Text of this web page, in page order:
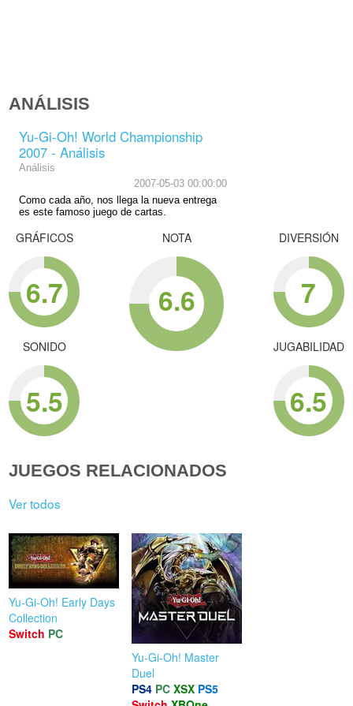
ANÁLISIS
Yu-Gi-Oh! World Championship
2007 - Análisis
Análisis
2007-05-03 00:00:00
Como cada año, nos llega la nueva entrega
es este famoso juego de cartas.
GRÁFICOS
6.7
SONIDO
5.5
NOTA
6.6
DIVERSIÓN
7
JUGABILIDAD
6.5
JUEGOS RELACIONADOS
Ver todos
Yu-Gi-Oh! Early Days
Collection
Switch PC
Yu-Gi-Oh! Master
Duel
PS4 PC XSX PS5